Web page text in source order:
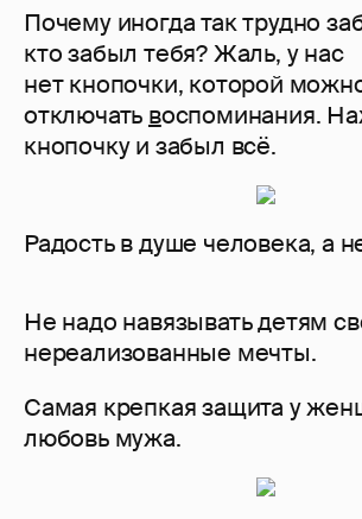
Почему иногда так трудно
кто забыл тебя? Жаль, у нас
нет кнопочки, которой
отключать воспоминания.
кнопочку и забыл всё.
Радость в душе человека, а
Не надо навязывать детям
нереализованные мечты.
Самая крепкая защита у
любовь мужа.